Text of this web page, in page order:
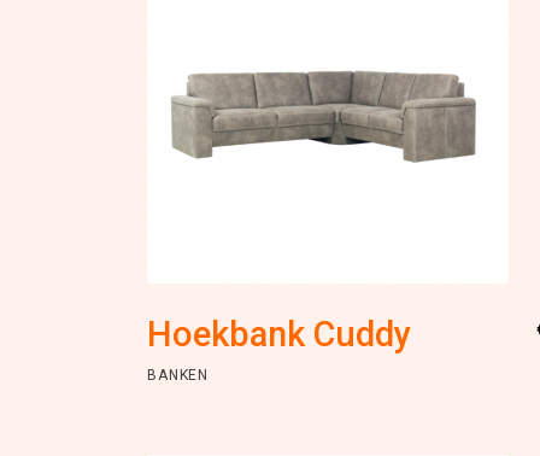
Hoekbank Cuddy
BANKEN